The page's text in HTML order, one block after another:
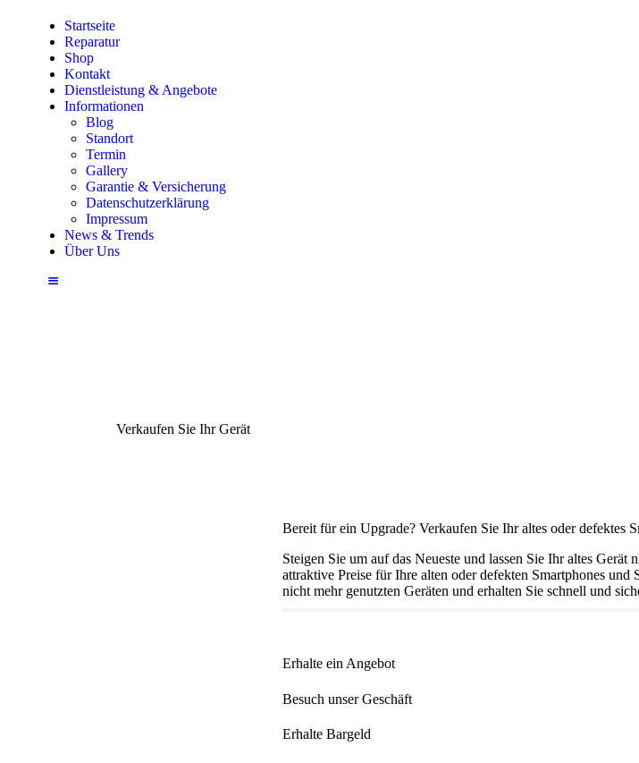
Startseite
Reparatur
Shop
Kontakt
Dienstleistung & Angebote
Informationen
Blog
Standort
Termin
Gallery
Garantie & Versicherung
Datenschutzerklärung
Impressum
News & Trends
Über Uns
Reparatur
Shop
Kontakt
Dienstleistung & Angebote
Informationen
News & Trends
Über Uns
Verkaufen Sie Ihr Gerät
Bereit für ein Upgrade? Verkaufen Sie Ihr altes oder defektes
Steigen Sie um auf das Neueste und lassen Sie Ihr altes
attraktive Preise für Ihre alten oder defekten Smartphones und
nicht mehr genutzten Geräten und erhalten Sie schnell und
Erhalte ein Angebot
Besuch unser Geschäft
Erhalte Bargeld